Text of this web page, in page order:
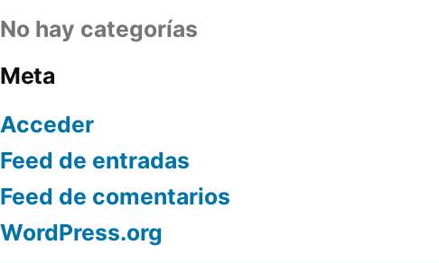
No hay categorías
Meta
Acceder
Feed de entradas
Feed de comentarios
WordPress.org